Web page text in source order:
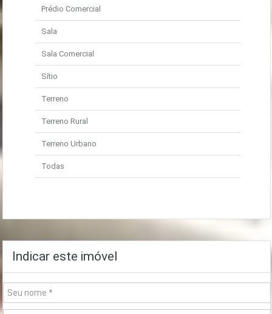
Prédio Comercial
Sala
Sala Comercial
Sítio
Terreno
Terreno Rural
Terreno Urbano
Todas
Indicar este imóvel